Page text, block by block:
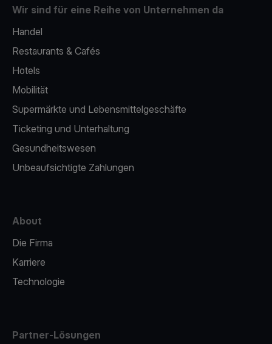
Wir sind für eine Reihe von Unternehmen da
Handel
Restaurants & Cafés
Hotels
Mobilität
Supermärkte und Lebensmittelgeschäfte
Ticketing und Unterhaltung
Gesundheitswesen
Unbeaufsichtigte Zahlungen
About
Die Firma
Karriere
Technologie
Partner-Lösungen